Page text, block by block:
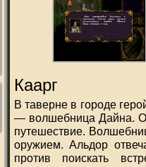
Каарг
В таверне в городе
— волшебница Дайна.
путешествие.
оружием. Альдор
против поискать